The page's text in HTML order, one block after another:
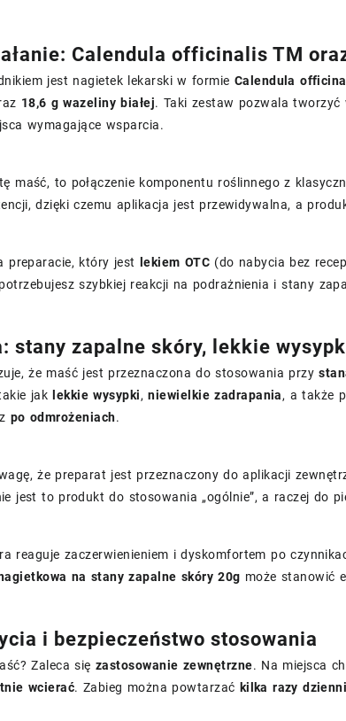
Calendula officinalis TM
jest nagietek lekarski w formie Calendula
18,6 g wazeliny białej. Taki zestaw pozwala tworzyć
wymagające wsparcia.
maść, to połączenie komponentu roślinnego z
dzięki czemu aplikacja jest przewidywalna, a
preparacie, który jest lekiem OTC (do nabycia bez
szybkiej reakcji na podrażnienia i stany
stany zapalne skóry, lekkie
że maść jest przeznaczona do stosowania przy
jak
lekkie wysypki,niewielkie zadrapania, a także
po odmrożeniach.
że preparat jest przeznaczony do aplikacji
jest to produkt do stosowania „ogólnie”, a raczej do
reaguje zaczerwienieniem i dyskomfortem po
na stany zapalne skóry 20g może stanowić
i bezpieczeństwo stosowania
Zaleca się zastosowanie zewnętrzne. Na miejsca
wcierać. Zabieg można powtarzać kilka razy